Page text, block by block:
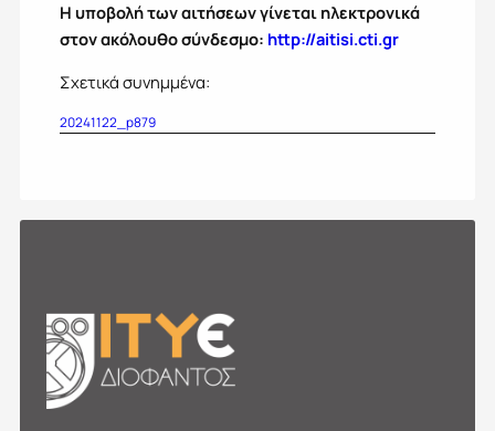
Η υποβολή των αιτήσεων γίνεται ηλεκτρονικά
στον ακόλουθο σύνδεσμο: http://aitisi.cti.gr
Σχετικά συνημμένα:
20241122_p879